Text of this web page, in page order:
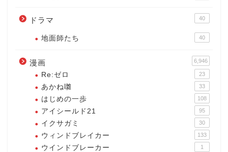
ドラマ 40
地面師たち 40
漫画 6,946
Re:ゼロ 23
あかね囃 33
はじめの一歩 108
アイシールド21 95
イクサガミ 30
ウィンドブレイカー 133
ウインドブレーカー 1